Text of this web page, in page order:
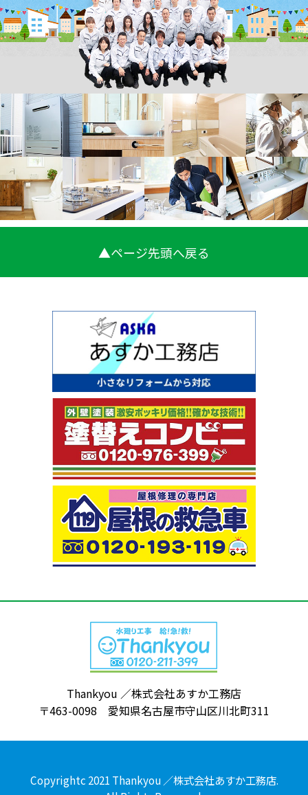
▲ページ先頭へ戻る
Thankyou ／株式会社あすか工務店
〒463-0098 愛知県名古屋市守山区川北町311
Copyrightc 2021 Thankyou ／株式会社あすか工務店.